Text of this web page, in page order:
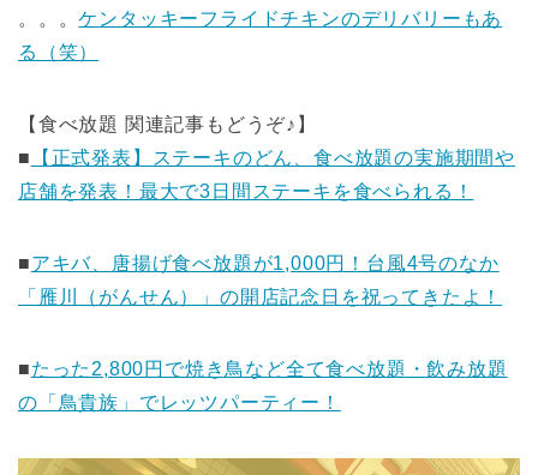
。。。ケンタッキーフライドチキンのデリバリーもあ
る（笑）
【食べ放題 関連記事もどうぞ♪】
■
【正式発表】ステーキのどん、食べ放題の実施期間や
店舗を発表！最大で3日間ステーキを食べられる！
■アキバ、唐揚げ食べ放題が1,000円！台風4号のなか
「雁川（がんせん）」の開店記念日を祝ってきたよ！
■たった2,800円で焼き鳥など全て食べ放題・飲み放題
の「鳥貴族」でレッツパーティー！